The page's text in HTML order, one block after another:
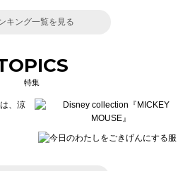
キング一覧を見る
特集